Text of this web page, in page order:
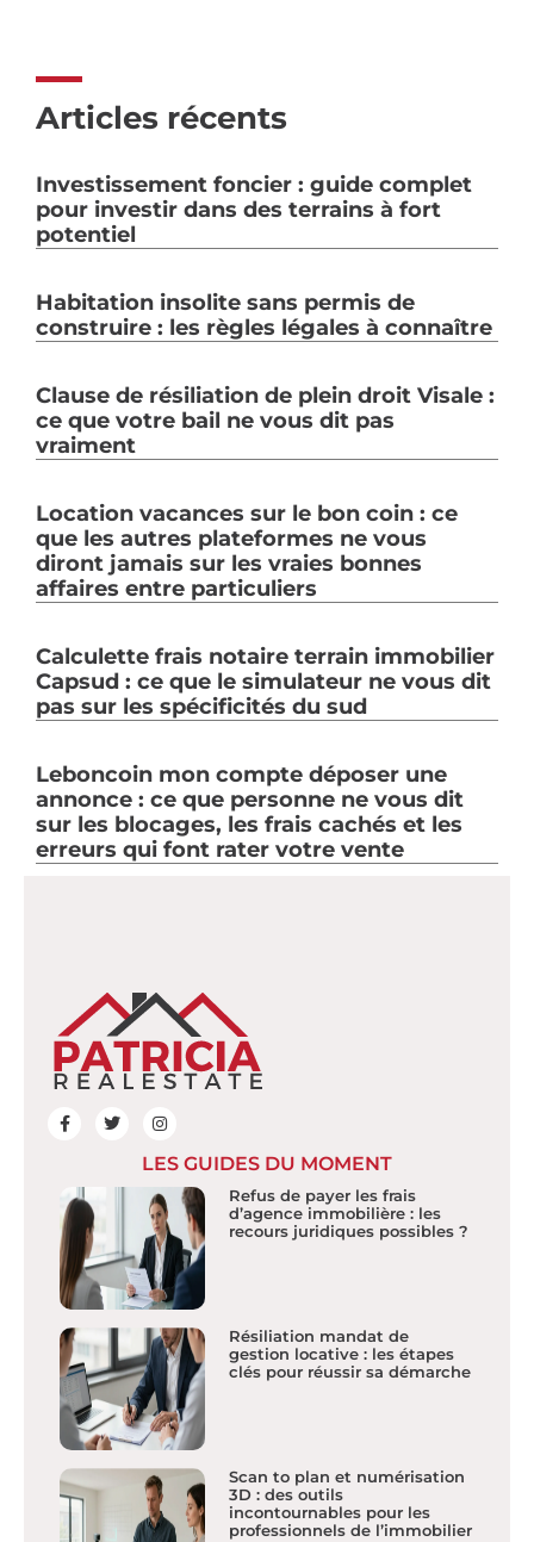
Articles récents
Investissement foncier : guide complet
pour investir dans des terrains à fort
potentiel
Habitation insolite sans permis de
construire : les règles légales à connaître
Clause de résiliation de plein droit Visale :
ce que votre bail ne vous dit pas
vraiment
Location vacances sur le bon coin : ce
que les autres plateformes ne vous
diront jamais sur les vraies bonnes
affaires entre particuliers
Calculette frais notaire terrain immobilier
Capsud : ce que le simulateur ne vous dit
pas sur les spécificités du sud
Leboncoin mon compte déposer une
annonce : ce que personne ne vous dit
sur les blocages, les frais cachés et les
erreurs qui font rater votre vente
LES GUIDES DU MOMENT
Refus de payer les frais
d’agence immobilière : les
recours juridiques possibles ?
Résiliation mandat de
gestion locative : les étapes
clés pour réussir sa démarche
Scan to plan et numérisation
3D : des outils
incontournables pour les
professionnels de l’immobilier